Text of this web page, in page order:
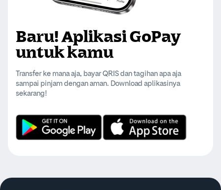
Baru! Aplikasi GoPay
untuk kamu
Transfer ke mana aja, bayar QRIS dan tagihan apa aja
sampai pinjam dengan aman. Download aplikasinya
sekarang!